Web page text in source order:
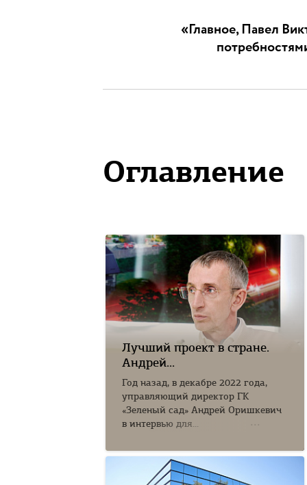
«Главное, Павел
Оглавление
Лучший проект в стране.
Андрей...
Год назад, в декабре 2022 года,
управляющий директор ГК
«Зеленый сад» Андрей Оришкевич
в интервью для...